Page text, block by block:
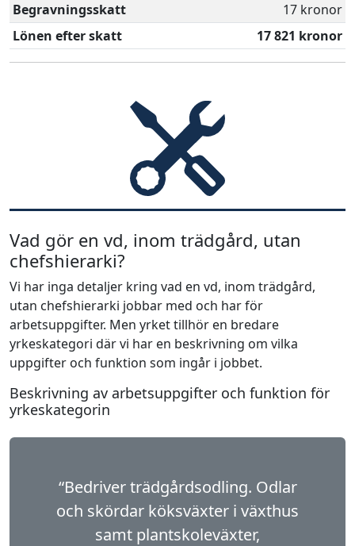
Begravningsskatt
17 kronor
Lönen efter skatt
17 821 kronor
Vad gör en vd, inom trädgård, utan
chefshierarki?
Vi har inga detaljer kring vad en vd, inom trädgård,
utan chefshierarki jobbar med och har för
arbetsuppgifter. Men yrket tillhör en bredare
yrkeskategori där vi har en beskrivning om vilka
uppgifter och funktion som ingår i jobbet.
Beskrivning av arbetsuppgifter och funktion för
yrkeskategorin
“Bedriver trädgårdsodling. Odlar
och skördar köksväxter i växthus
samt plantskoleväxter,